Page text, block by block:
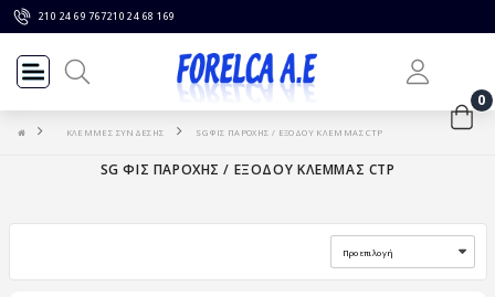
210 24 69 767210 24 68 169
0
ΚΛΕΜΜΕΣ ΣΥΝΔΕΣΗΣ SG ΦΙΣ ΠΑΡΟΧΗΣ / ΕΞΟΔΟΥ ΚΛΕΜΜΑΣ CTP
SG ΦΙΣ ΠΑΡΟΧΗΣ / ΕΞΟΔΟΥ ΚΛΕΜΜΑΣ CTP